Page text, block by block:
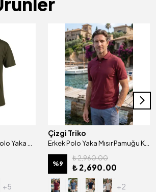
Erkek Büyük Beden Polo Yaka Düğmeli Cepli Tişört Klasik Kalıp - 4932BAT
+5
Çizgi Triko
Erkek Polo Yaka Mısır Pamuğu Kısa Kollu Düğmeli Kagi Tişört Klasik Kalıp - 5312 BAT
%9
₺ 2,960.00
₺ 2,690.00
+2